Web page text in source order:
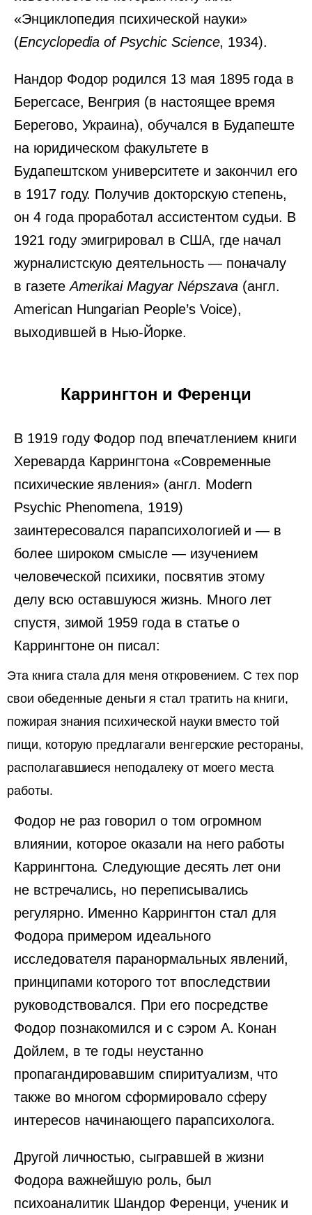
«Энциклопедия психической науки»
(Encyclopedia of Psychic Science, 1934).
Нандор Фодор родился 13 мая 1895 года в
Берегсасе, Венгрия (в настоящее время
Берегово, Украина), обучался в Будапеште
на юридическом факультете в
Будапештском университете и закончил его
в 1917 году. Получив докторскую степень,
он 4 года проработал ассистентом судьи. В
1921 году эмигрировал в США, где начал
журналистскую деятельность — поначалу
в газетеAmerikai Magyar Népszava (англ.
American Hungarian People’s Voice),
выходившей в Нью-Йорке.
Каррингтон и Ференци
В 1919 году Фодор под впечатлением книги
Хереварда Каррингтона «Современные
психические явления» (англ. Modern
Psychic Phenomena, 1919)
заинтересовался парапсихологией и — в
более широком смысле — изучением
человеческой психики, посвятив этому
делу всю оставшуюся жизнь. Много лет
спустя, зимой 1959 года в статье о
Каррингтоне он писал:
Эта книга стала для меня откровением. С тех пор
свои обеденные деньги я стал тратить на книги,
пожирая знания психической науки вместо той
пищи, которую предлагали венгерские рестораны,
располагавшиеся неподалеку от моего места
работы.
Фодор не раз говорил о том огромном
влиянии, которое оказали на него работы
Каррингтона. Следующие десять лет они
не встречались, но переписывались
регулярно. Именно Каррингтон стал для
Фодора примером идеального
исследователя паранормальных явлений,
принципами которого тот впоследствии
руководствовался. При его посредстве
Фодор познакомился и с сэром А. Конан
Дойлем, в те годы неустанно
пропагандировавшим спиритуализм, что
также во многом сформировало сферу
интересов начинающего парапсихолога.
Другой личностью, сыгравшей в жизни
Фодора важнейшую роль, был
психоаналитик Шандор Ференци, ученик и